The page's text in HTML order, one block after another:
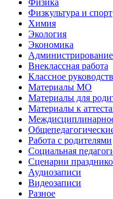
Физкультура и спорт
Химия
Экология
Экономика
Внеклассная работа
Классное
Материалы МО
Материалы для
Материалы к
Работа с родителями
Социальная
Сценарии
Аудиозаписи
Видеозаписи
Разное